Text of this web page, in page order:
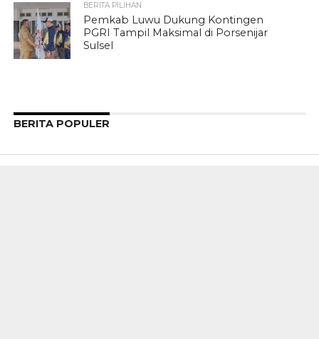
BERITA PILIHAN
Pemkab Luwu Dukung Kontingen
PGRI Tampil Maksimal di Porsenijar
Sulsel
BERITA POPULER